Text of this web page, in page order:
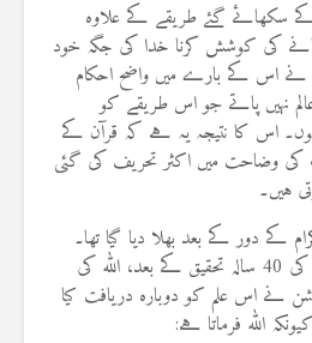
سکھائے گئے طریقے کے علاوہ
کی کوشش کرنا خدا کی جگہ خود
اس کے بارے میں واضح احکام
نہیں پاتے جو اس طریقے کو
اس کا نتیجہ یہ ہے کہ قرآن کے
کی وضاحت میں اکثر تحریف کی گئی
ہیں۔
کے دور کے بعد بھلا دیا گیا تھا۔
قرآن کو بہتر طور پر سمجھنے کی 40 سالہ تحقیق کے بعد، اللہ کی
نے اس علم کو دوبارہ دریافت کیا
اللہ فرماتا ہے: